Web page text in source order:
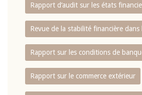
Rapport d‘audit sur les états
Revue de la stabilité financière dans
Rapport sur les conditions de
Rapport sur le commerce extérieur